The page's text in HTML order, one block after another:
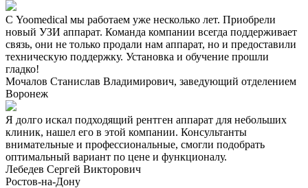
С Yoomedical мы работаем уже несколько лет. Приобрели
новый УЗИ аппарат. Команда компании всегда поддерживает
связь, они не только продали нам аппарат, но и предоставили
техническую поддержку. Установка и обучение прошли
гладко!
Мочалов Станислав Владимирович, заведующий отделением
Воронеж
Я долго искал подходящий рентген аппарат для небольших
клиник, нашел его в этой компании. Консультанты
внимательные и профессиональные, смогли подобрать
оптимальный вариант по цене и функционалу.
Лебедев Сергей Викторович
Ростов-на-Дону